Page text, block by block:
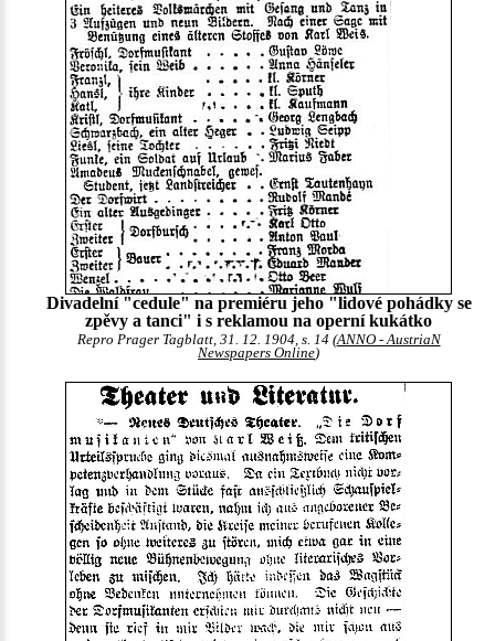
Divadelní "cedule" na premiéru jeho "lidové pohádky se
zpěvy a tanci" i s reklamou na operní kukátko
Repro Prager Tagblatt, 31. 12. 1904, s. 14 (ANNO - AustriaN
Newspapers Online)